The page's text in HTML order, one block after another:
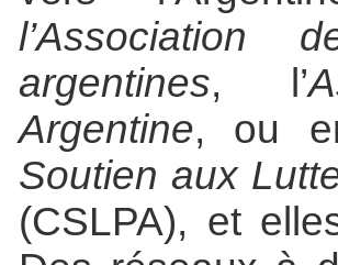
l’Association
argentines, l’
Argentine, ou
Soutien aux
(CSLPA), et